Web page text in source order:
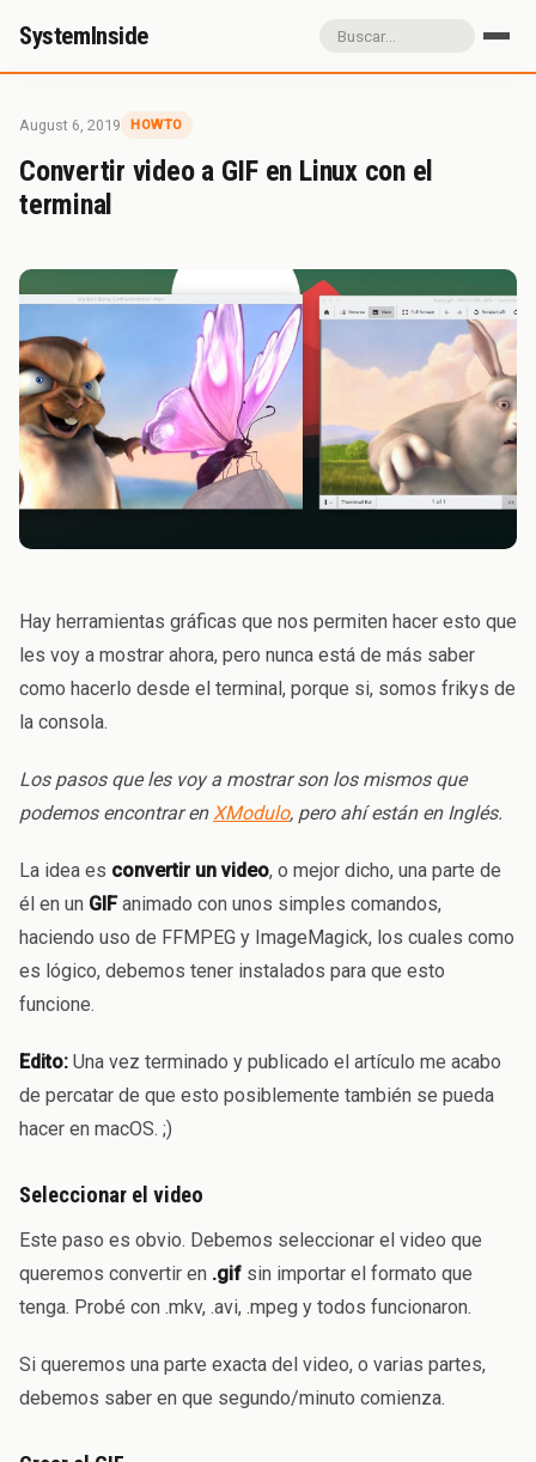
SystemInside
August 6, 2019 HOWTO
Convertir video a GIF en Linux con el
terminal
Hay herramientas gráficas que nos permiten hacer esto que
les voy a mostrar ahora, pero nunca está de más saber
como hacerlo desde el terminal, porque si, somos frikys de
la consola.
Los pasos que les voy a mostrar son los mismos que
podemos encontrar enXModulo, pero ahí están en Inglés.
La idea es convertir un video, o mejor dicho, una parte de
él en un GIFanimado con unos simples comandos,
haciendo uso de FFMPEG y ImageMagick, los cuales como
es lógico, debemos tener instalados para que esto
funcione.
Edito: Una vez terminado y publicado el artículo me acabo
de percatar de que esto posiblemente también se pueda
hacer en macOS. ;)
Seleccionar el video
Este paso es obvio. Debemos seleccionar el video que
queremos convertir en .gif sin importar el formato que
tenga. Probé con .mkv, .avi, .mpeg y todos funcionaron.
Si queremos una parte exacta del video, o varias partes,
debemos saber en que segundo/minuto comienza.